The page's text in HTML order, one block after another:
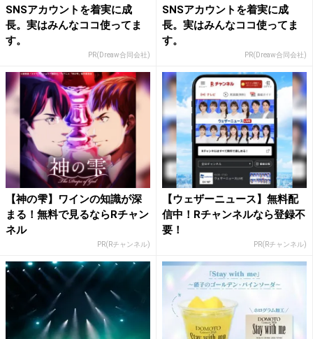
SNSアカウントを着実に成
長。実はみんなココ使ってま
す。
PR(Dreaw合同会社)
SNSアカウントを着実に成
長。実はみんなココ使ってま
す。
PR(Dreaw合同会社)
【神の雫】ワインの知識が深
まる！無料で見るならRチャン
ネル
PR(Rチャンネル)
【ウェザーニュース】無料配
信中！Rチャンネルなら登録不
要！
PR(Rチャンネル)